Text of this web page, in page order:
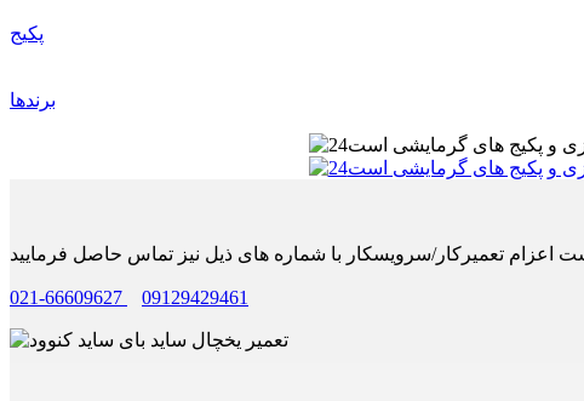
پکیج
برندها
021-66609627 09129429461